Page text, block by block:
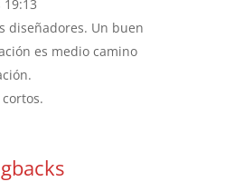
diseñadores. Un buen
es medio camino